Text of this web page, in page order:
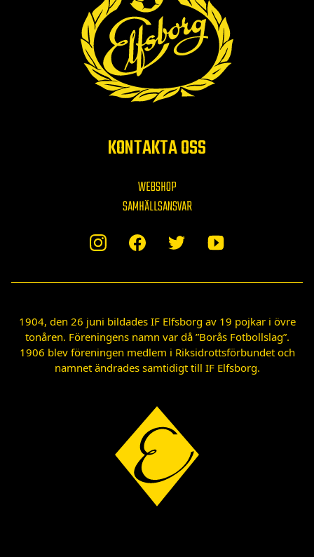
KONTAKTA OSS
WEBSHOP
SAMHÄLLSANSVAR
1904, den 26 juni bildades IF Elfsborg av 19 pojkar i övre
tonåren. Föreningens namn var då ”Borås Fotbollslag”.
1906 blev föreningen medlem i Riksidrottsförbundet och
namnet ändrades samtidigt till IF Elfsborg.